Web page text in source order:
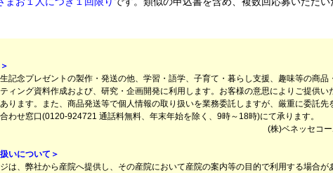
記念プレゼントの製作・発送の他、学習・語学、子育て・暮らし支援、趣味等の商
ィング資料作成および、研究・企画開発に利用します。お客様の意思によりご提供
ります。また、商品発送等で個人情報の取り扱いを業務委託しますが、厳重に委託
わせ窓口(0120-924721 通話料無料、年末年始を除く、9時～18時)にて承ります。
(株)ベネッセコ
いについて＞
は、弊社から産院へ提供し、その産院において産院の案内等の目的で利用する場合